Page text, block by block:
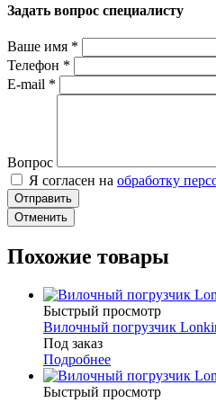
Задать вопрос специалисту
Ваше имя *
Телефон *
E-mail *
Вопрос
Я согласен на обработку
Отменить
Похожие товары
Быстрый просмотр
Вилочный погрузчик
Под заказ
Подробнее
Быстрый просмотр